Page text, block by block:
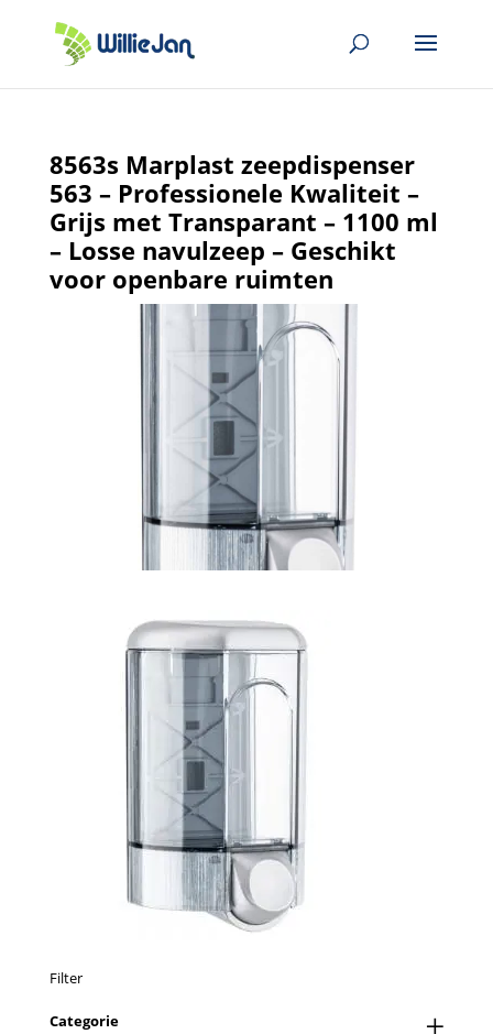
8563s Marplast zeepdispenser
563 – Professionele Kwaliteit –
Grijs met Transparant – 1100 ml
– Losse navulzeep – Geschikt
voor openbare ruimten
Filter
Categorie